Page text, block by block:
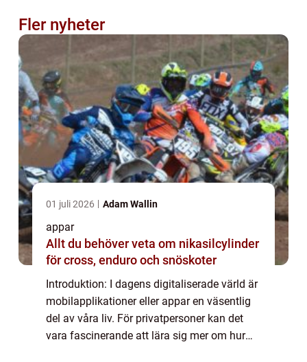
Fler nyheter
01 juli 2026 Adam Wallin
appar
Allt du behöver veta om nikasilcylinder
för cross, enduro och snöskoter
Introduktion: I dagens digitaliserade värld är
mobilapplikationer eller appar en väsentlig
del av våra liv. För privatpersoner kan det
vara fascinerande att lära sig mer om hur